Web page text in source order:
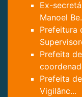
Ex-
Manoel
Prefeitura
Prefeita
Prefeita
Vigilânc...